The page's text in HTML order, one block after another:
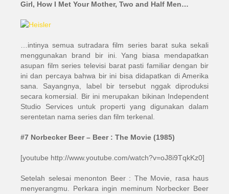
Girl, How I Met Your Mother, Two and Half Men…
…intinya semua sutradara film series barat suka sekali
menggunakan brand bir ini. Yang biasa mendapatkan
asupan film series televisi barat pasti familiar dengan bir
ini dan percaya bahwa bir ini bisa didapatkan di Amerika
sana. Sayangnya, label bir tersebut nggak diproduksi
secara komersial. Bir ini merupakan bikinan Independent
Studio Services untuk properti yang digunakan dalam
serentetan nama series dan film terkenal.
#7 Norbecker Beer – Beer : The Movie (1985)
[youtube http://www.youtube.com/watch?v=oJ8i9TqkKz0]
Setelah selesai menonton Beer : The Movie, rasa haus
menyerangmu. Perkara ingin meminum Norbecker Beer